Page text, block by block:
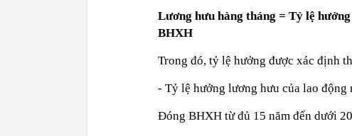
Lương hưu hàng tháng = Tỷ lệ
BHXH
Trong đó, tỷ lệ hưởng được xác định
- Tỷ lệ hưởng lương hưu của lao động
Đóng BHXH từ đủ 15 năm đến dưới